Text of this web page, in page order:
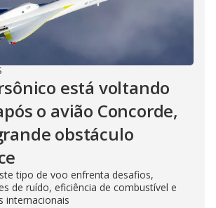
está voltando
o avião Concorde,
obstáculo
tipo de voo enfrenta desafios,
de ruído, eficiência de combustível e
internacionais